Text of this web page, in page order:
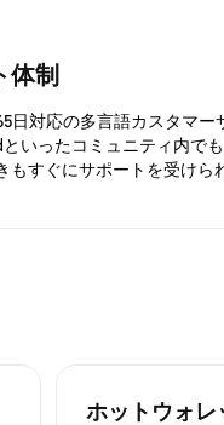
体制
日対応の多言語カスタマー
いったコミュニティ内で
もすぐにサポートを受けら
ホットウォ